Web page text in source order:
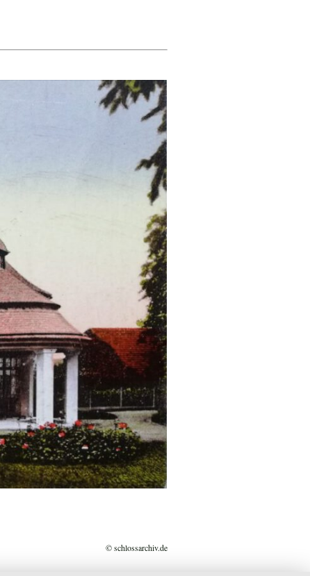
© schlossarchiv.de